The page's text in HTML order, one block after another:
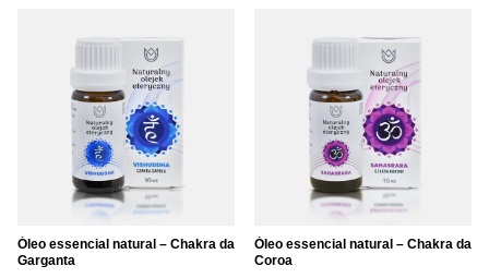
Óleo essencial natural – Chakra da
Garganta
Óleo essencial natural – Chakra da
Coroa